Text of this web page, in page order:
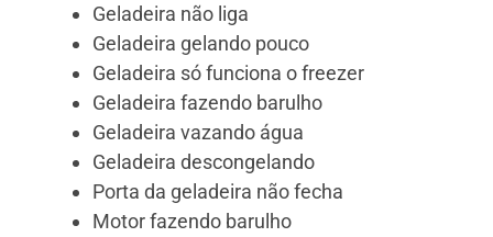
Geladeira não liga
Geladeira gelando pouco
Geladeira só funciona o freezer
Geladeira fazendo barulho
Geladeira vazando água
Geladeira descongelando
Porta da geladeira não fecha
Motor fazendo barulho